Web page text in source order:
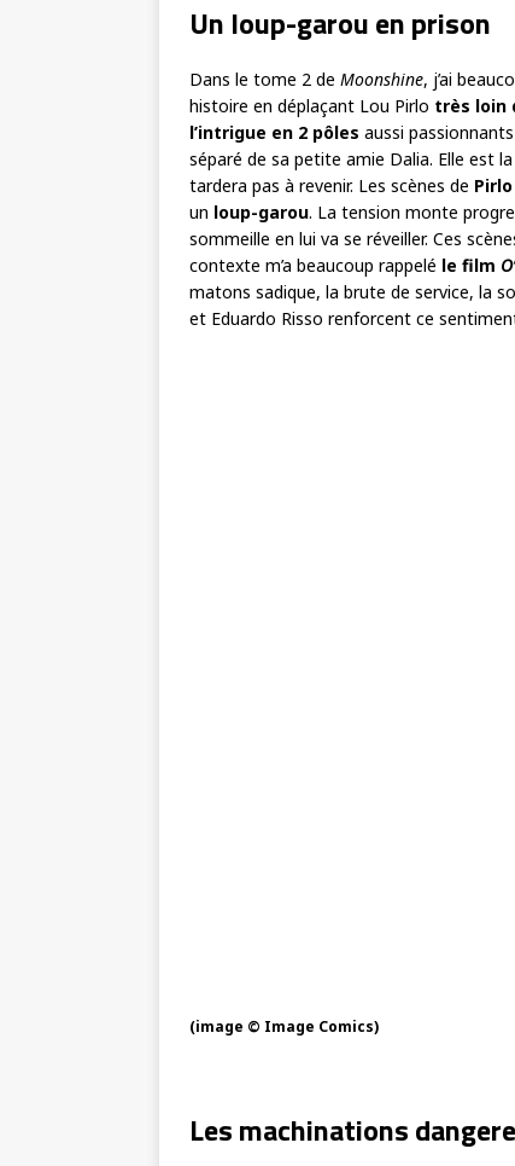
Un loup-garou en prison
Dans le tome 2 de Moonshine, j’ai
histoire en déplaçant Lou Pirlo très loin
l’intrigue en 2 pôles aussi
séparé de sa petite amie Dalia. Elle est
tardera pas à revenir. Les scènes de
un loup-garou. La tension monte
sommeille en lui va se réveiller. Ces
contexte m’a beaucoup rappelé le film
matons sadique, la brute de service, la
et Eduardo Risso renforcent ce
(image © Image Comics)
Les machinations